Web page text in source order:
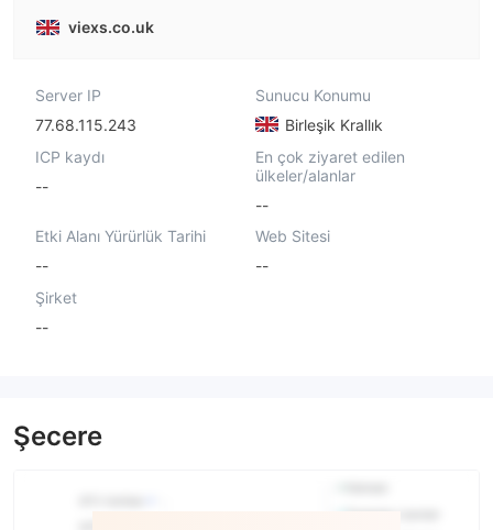
viexs.co.uk
Server IP
77.68.115.243
Sunucu Konumu
Birleşik Krallık
ICP kaydı
--
En çok ziyaret edilen
ülkeler/alanlar
--
Etki Alanı Yürürlük Tarihi
--
Web Sitesi
--
Şirket
--
Şecere